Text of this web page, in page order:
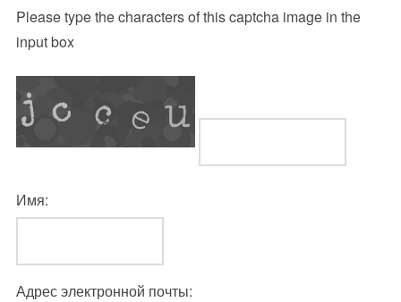
Please type the characters of this captcha image in the
input box
Имя:
Адрес электронной почты: